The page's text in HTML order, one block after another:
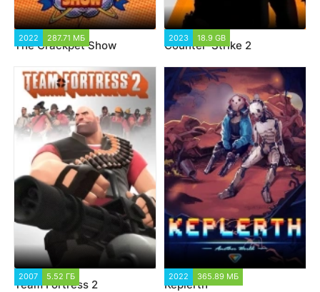
2022 287.71 МБ
The Crackpet Show
2023 18.9 GB
Counter-Strike 2
2007 5.52 ГБ
Team Fortress 2
2022 365.89 МБ
Keplerth